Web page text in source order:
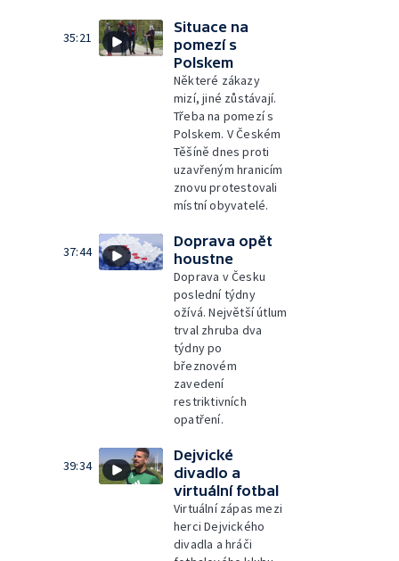
35:21
Situace na
pomezí s
Polskem
Některé zákazy
mizí, jiné zůstávají.
Třeba na pomezí s
Polskem. V Českém
Těšíně dnes proti
uzavřeným hranicím
znovu protestovali
místní obyvatelé.
37:44
Doprava opět
houstne
Doprava v Česku
poslední týdny
ožívá. Největší útlum
trval zhruba dva
týdny po
březnovém
zavedení
restriktivních
opatření.
39:34
Dejvické
divadlo a
virtuální fotbal
Virtuální zápas mezi
herci Dejvického
divadla a hráči